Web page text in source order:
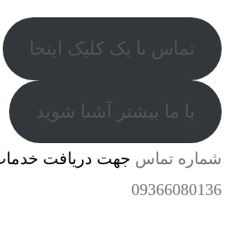
تماس با یک کلیک اینجا
با ما بیشتر آشنا شوید
شماره تماس جهت دریافت
09366080136